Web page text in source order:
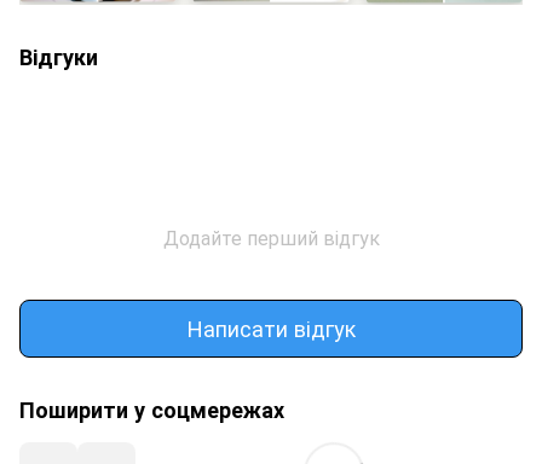
Відгуки
Додайте перший відгук
Написати відгук
Поширити у соцмережах